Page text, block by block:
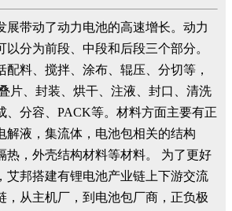
展带动了动力电池的高速增长。动力
以分为前段、中段和后段三个部分。
配料、搅拌、涂布、辊压、分切等，
片、封装、烘干、注液、封口、清洗
、分容、PACK等。材料方面主要有正
解液，集流体，电池包相关的结构
热，外壳结构材料等材料。 为了更好
艾邦搭建有锂电池产业链上下游交流
，从主机厂，到电池包厂商，正负极